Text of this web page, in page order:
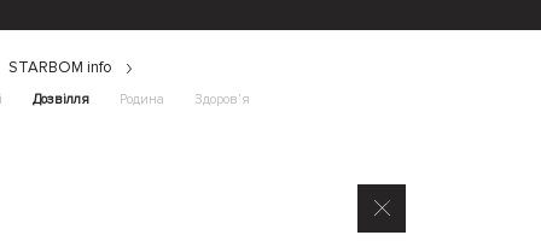
Дозвілля Родина Здоров’я
STARBOM info